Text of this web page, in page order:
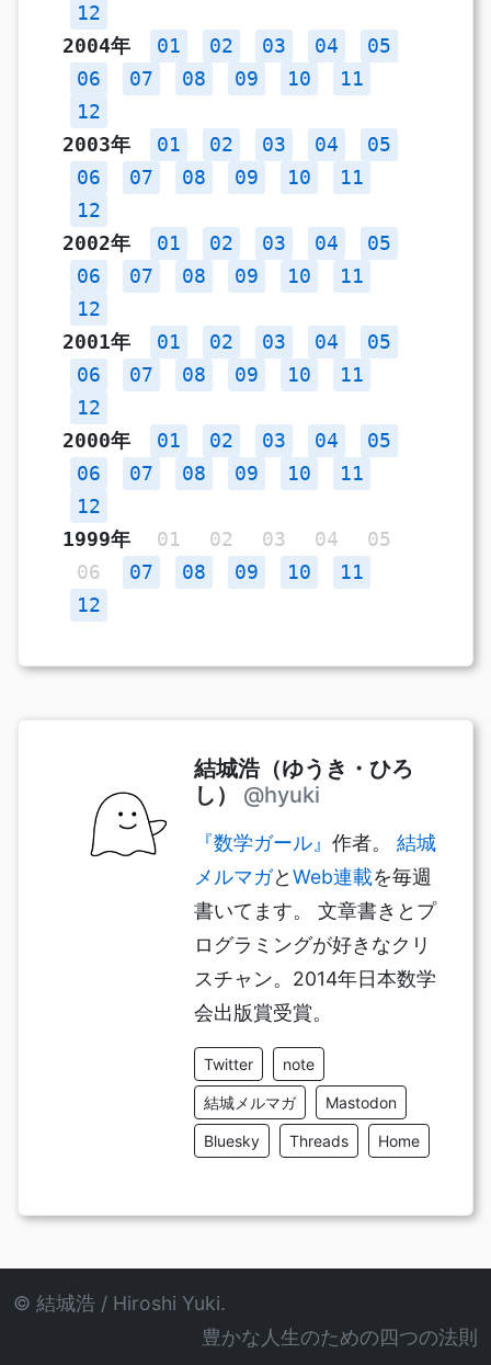
12
2004年
01 02 03 04
05
06
07 08 09 10
11
12
2003年
01 02 03 04
05
06
07 08 09 10
11
12
2002年
01 02 03 04
05
06
07 08 09 10
11
12
2001年
01 02 03 04
05
06
07 08 09 10
11
12
2000年
01 02 03 04
05
06
07 08 09 10
11
12
1999年
01 02 03 04
05
06
07 08 09 10
11
12
結城浩（ゆうき・ひろ
し）
@hyuki
『数学ガール』 作者。 結城
メルマガとWeb連載を毎週
書いてます。 文章書きとプ
ログラミングが好きなクリ
スチャン。2014年日本数学
会出版賞受賞。
Twitter note
結城メルマガ Mastodon
Bluesky Threads Home
© 結城浩 / Hiroshi Yuki.
豊かな人生のための四つの法則